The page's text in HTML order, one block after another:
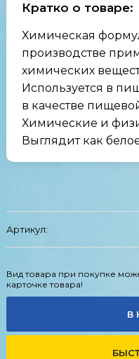
Кратко о товаре:
Химическая
производстве
химических
Используется в
в качестве
Химические и
Выглядит как
Артикул:
Вид товара при покупке
карточке товара!
В